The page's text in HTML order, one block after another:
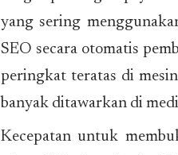
yang sering
SEO secara otomatis
peringkat teratas di
banyak ditawarkan di
Kecepatan untuk